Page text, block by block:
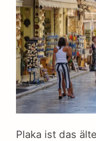
Plaka ist das